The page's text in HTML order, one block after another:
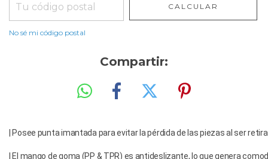
CALCULAR
No sé mi código postal
Compartir:
| Posee punta imantada para evitar la pérdida de las piezas al ser
| El mango de goma (PP & TPR) es antideslizante, lo que genera